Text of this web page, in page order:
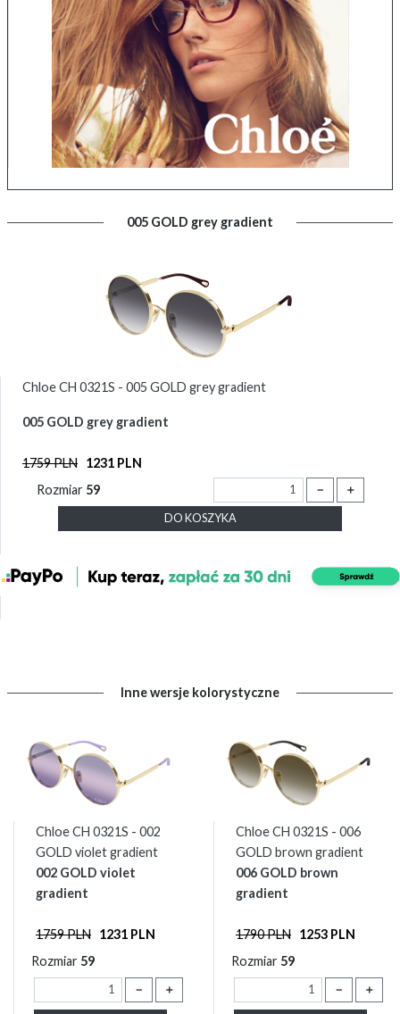
005 GOLD grey gradient
Chloe CH 0321S - 005 GOLD grey gradient
005 GOLD grey gradient
1759 PLN 1231 PLN
Rozmiar 59 － ＋
DO KOSZYKA
Inne wersje kolorystyczne
Chloe CH 0321S - 002
GOLD violet gradient
002 GOLD violet
gradient
1759 PLN 1231 PLN
Rozmiar 59
－ ＋
Chloe CH 0321S - 006
GOLD brown gradient
006 GOLD brown
gradient
1790 PLN 1253 PLN
Rozmiar 59
－ ＋